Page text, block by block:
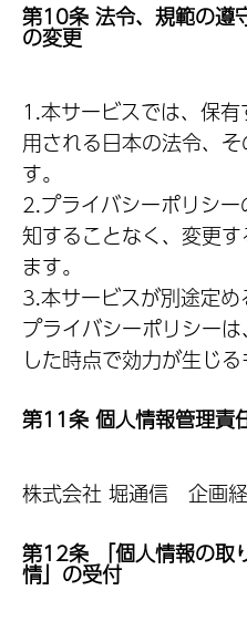
第10条 法令、規範の遵
の変更
1.本サービスでは、保
用される日本の法令、
す。
2.プライバシーポリシ
知することなく、変更
ます。
3.本サービスが別途定
プライバシーポリシー
した時点で効力が生じる
第11条 個人情報管理責
株式会社 堀通信 企画
第12条 「個人情報の取
情」の受付